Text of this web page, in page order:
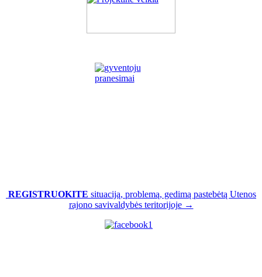
REGISTRUOKITE situaciją, problemą, gedimą pastebėtą Utenos
rajono savivaldybės teritorijoje →